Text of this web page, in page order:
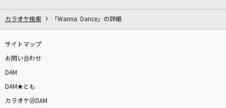
カラオケ検索 「Wanna Dance」の詳細
サイトマップ
お問い合わせ
DAM
DAM★とも
カラオケ＠DAM